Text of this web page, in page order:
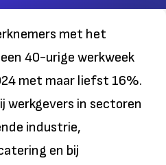
met het
40-urige werkweek
met maar liefst 16%.
werkgevers in sectoren
industrie,
en bij